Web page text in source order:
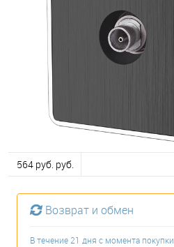
564 руб. руб.
Возврат и обмен
В течение 21 дня с момента покупки